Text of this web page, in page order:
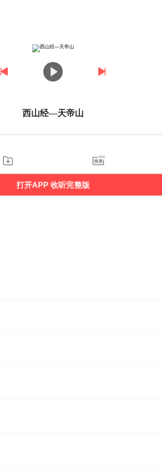
西山经—天帝山
打开APP 收听完整版